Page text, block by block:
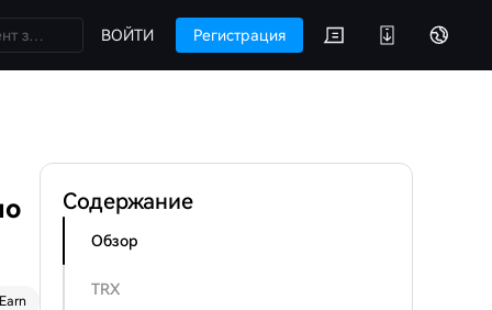
ВОЙТИ Регистрация
Earn
Содержание
Обзор
TRX